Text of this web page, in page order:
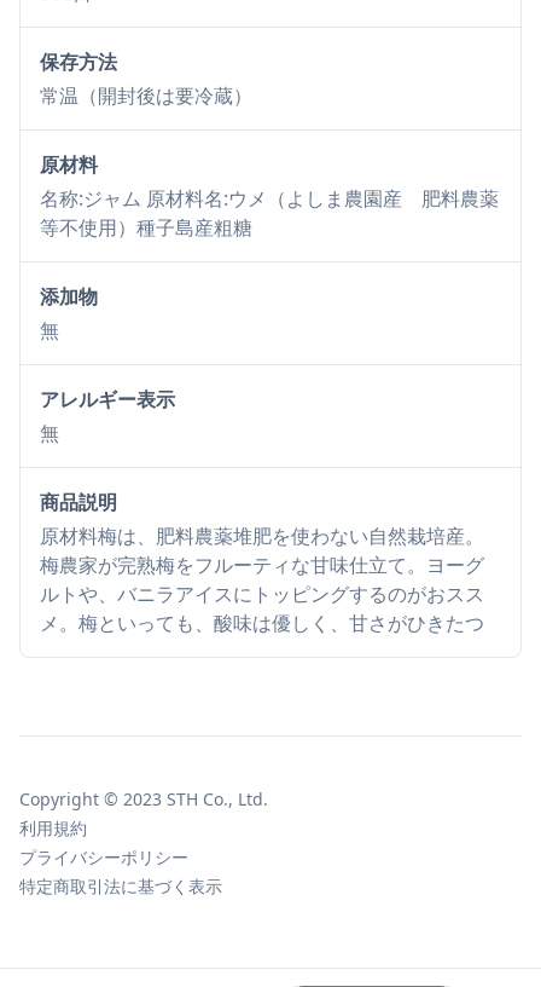
保存方法
常温（開封後は要冷蔵）
原材料
名称:ジャム 原材料名:ウメ（よしま農園産 肥料農薬
等不使用）種子島産粗糖
添加物
無
アレルギー表示
無
商品説明
原材料梅は、肥料農薬堆肥を使わない自然栽培産。
梅農家が完熟梅をフルーティな甘味仕立て。ヨーグ
ルトや、バニラアイスにトッピングするのがおスス
メ。梅といっても、酸味は優しく、甘さがひきたつ
Copyright © 2023 STH Co., Ltd.
利用規約
プライバシーポリシー
特定商取引法に基づく表示